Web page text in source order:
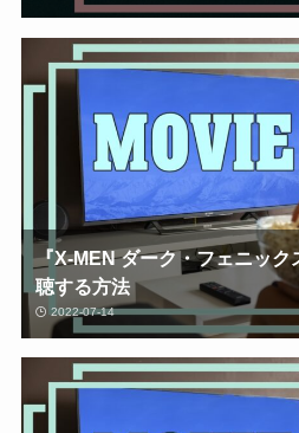
『X-MEN ダーク・フェニック
聴する方法
2022-07-14